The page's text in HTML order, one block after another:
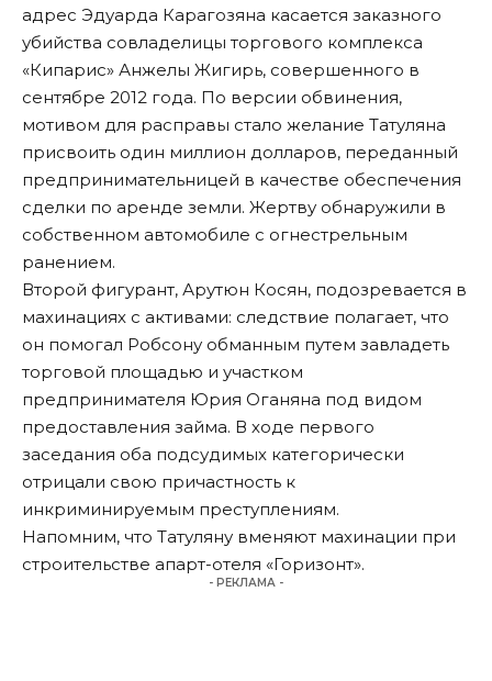
адрес Эдуарда Карагозяна касается заказного
убийства совладелицы торгового комплекса
«Кипарис» Анжелы Жигирь, совершенного в
сентябре 2012 года. По версии обвинения,
мотивом для расправы стало желание Татуляна
присвоить один миллион долларов, переданный
предпринимательницей в качестве обеспечения
сделки по аренде земли. Жертву обнаружили в
собственном автомобиле с огнестрельным
ранением.
Второй фигурант, Арутюн Косян, подозревается в
махинациях с активами: следствие полагает, что
он помогал Робсону обманным путем завладеть
торговой площадью и участком
предпринимателя Юрия Оганяна под видом
предоставления займа. В ходе первого
заседания оба подсудимых категорически
отрицали свою причастность к
инкриминируемым преступлениям.
Напомним, что Татуляну вменяют махинации при
строительстве апарт-отеля «Горизонт».
- РЕКЛАМА -